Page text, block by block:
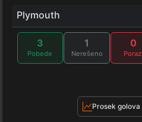
Plymouth
3
Pobede
1
Nerešeno
0
Porazi
Prosek